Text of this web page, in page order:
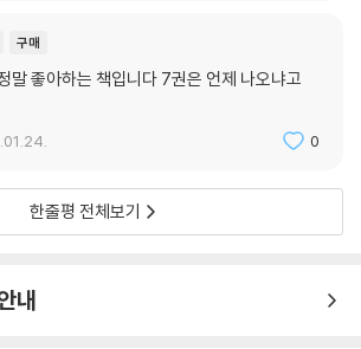
구매
말 좋아하는 책입니다 7권은 언제 나오냐고
0
한줄평 전체보기
내